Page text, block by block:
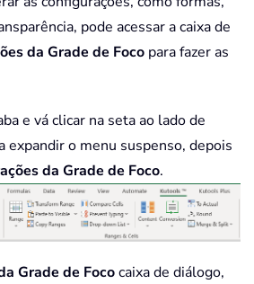
pode acessar a caixa de
da Grade de Foco para fazer as
e vá clicar na seta ao lado de
expandir o menu suspenso, depois
da Grade de Foco.
Grade de Fococaixa de diálogo,